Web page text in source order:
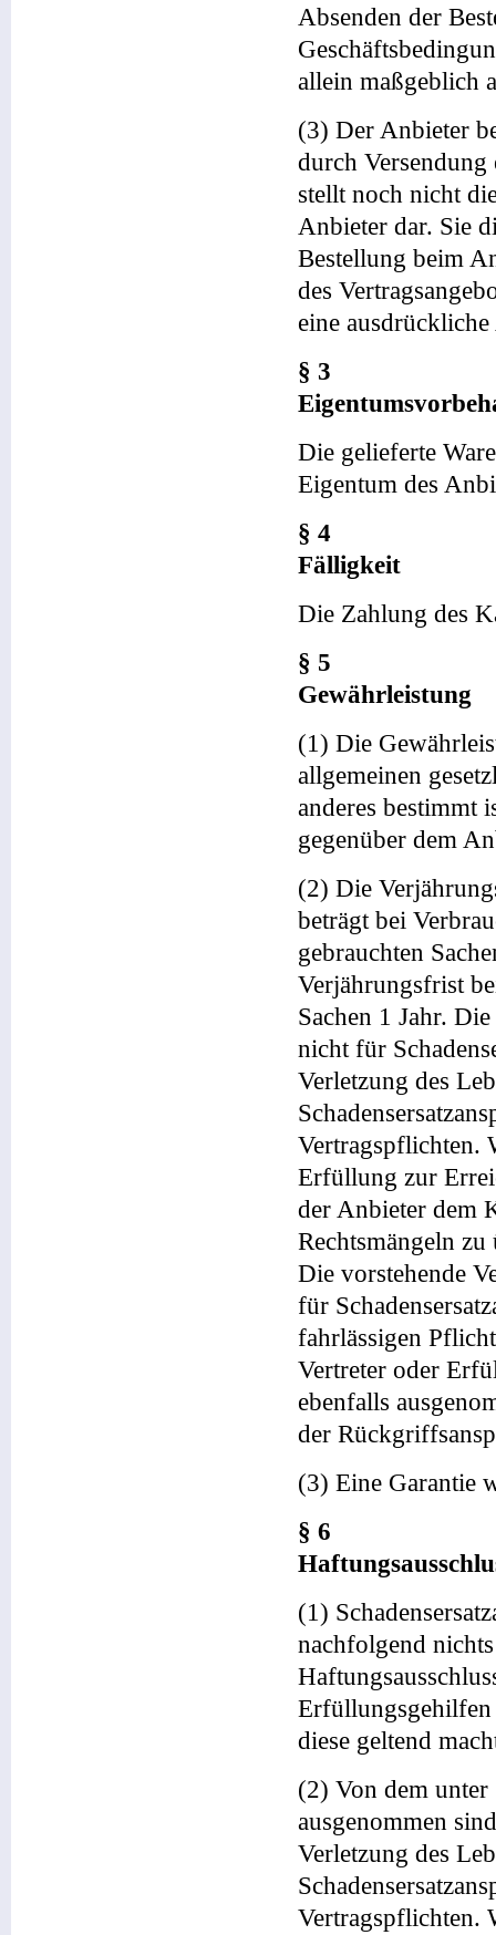
Absenden der
allein maßgeblich
(3) Der Anbieter
durch
stellt noch nicht
Anbieter dar. Sie
Bestellung beim
des
eine
§ 3
Die gelieferte
Eigentum des
§ 4
Fälligkeit
Die Zahlung des
§ 5
Gewährleistung
(1) Die
allgemeinen
anderes bestimmt
gegenüber dem
(2) Die
beträgt bei
gebrauchten
Verjährungsfrist
Sachen 1 Jahr.
nicht für
Verletzung des
Vertragspflichten.
Erfüllung zur
der Anbieter dem
Rechtsmängeln
Die vorstehende
für
fahrlässigen
Vertreter oder
ebenfalls
der
(3) Eine Garantie
§ 6
(1)
nachfolgend
Erfüllungsgehilfen
diese geltend
(2) Von dem
ausgenommen
Verletzung des
Vertragspflichten.